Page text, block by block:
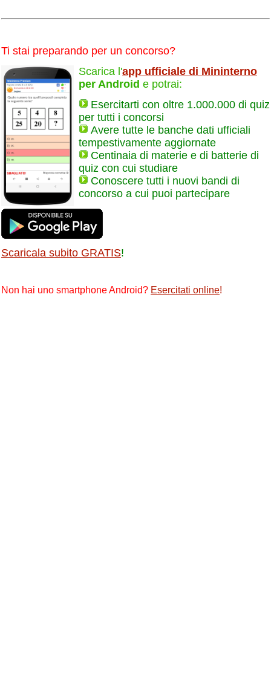
Ti stai preparando per un concorso?
Scarica l'app ufficiale di Mininterno
per Android e potrai:
Esercitarti con oltre 1.000.000 di quiz
per tutti i concorsi
Avere tutte le banche dati ufficiali
tempestivamente aggiornate
Centinaia di materie e di batterie di
quiz con cui studiare
Conoscere tutti i nuovi bandi di
concorso a cui puoi partecipare
Scaricala subito GRATIS!
Non hai uno smartphone Android? Esercitati online!